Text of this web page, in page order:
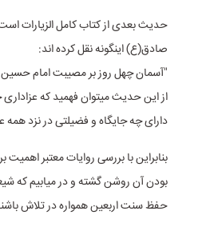
حدیث بعدی از کتاب کامل الزیارات
صادق(ع)‌ اینگونه نقل کرده اند:
"آسمان چهل روز بر مصیبت امام
از این حدیث میتوان فهمید که عزاداری
دارای چه جایگاه و فضیلتی در نزد همه
بنابراین با بررسی روایات معتبر
بودن آن روشن گشته و در میابیم که
حفظ سنت اربعین همواره در تلاش